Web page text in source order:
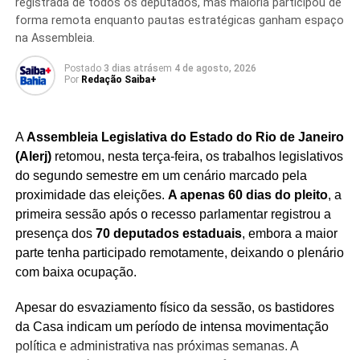
planos de crescimento da multinacional. A meta é fazer
com que o desempenho da Danone no Brasil avance em
ritmo superior ao registrado pela matriz francesa nos
próximos anos.
apresentado crescimento consistente no país,
impulsionado por consumidores interessados em hábitos
de vida mais saudáveis.
Com a expansão da produção,
a Danone busca atender à demanda crescente e
consolidar sua liderança em uma categoria que
ganha cada vez mais espaço nas gôndolas e na
preferência dos brasileiros.
Redação Saiba+
registrada de todos os deputados, mas maioria participou de
forma remota enquanto pautas estratégicas ganham espaço
na Assembleia.
Postado 3 dias atrásem 4 de agosto, 2026
Por Redação Saiba+
AAssembleia Legislativa do Estado do Rio de Janeiro
(Alerj)retomou, nesta terça-feira, os trabalhos legislativos
do segundo semestre em um cenário marcado pela
proximidade das eleições. A apenas 60 dias do pleito, a
primeira sessão após o recesso parlamentar registrou a
presença dos 70 deputados estaduais, embora a maior
parte tenha participado remotamente, deixando o plenário
com baixa ocupação.
Apesar do esvaziamento físico da sessão, os bastidores
da Casa indicam um período de intensa movimentação
política e administrativa nas próximas semanas. A